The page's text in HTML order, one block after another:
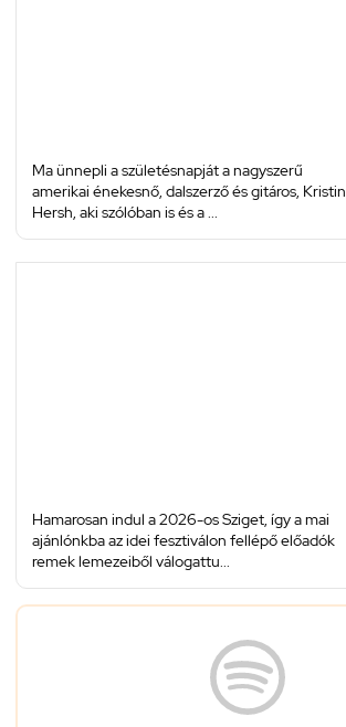
Ma ünnepli a születésnapját a nagyszerű
amerikai énekesnő, dalszerző és gitáros, Kristin
Hersh, aki szólóban is és a ...
Hamarosan indul a 2026-os Sziget, így a mai
ajánlónkba az idei fesztiválon fellépő előadók
remek lemezeiből válogattu...